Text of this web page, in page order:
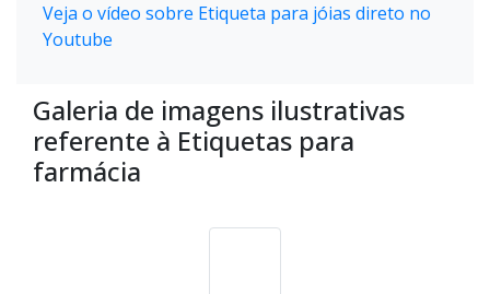
Veja o vídeo sobre Etiqueta para jóias direto no
Youtube
Galeria de imagens ilustrativas
referente à Etiquetas para
farmácia